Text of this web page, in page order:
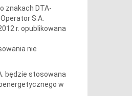
znakach DTA-
S.A.
r. opublikowana
nie
będzie stosowana
w